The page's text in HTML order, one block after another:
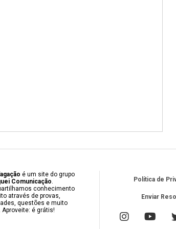
é um site do grupo
Comunicação.
conhecimento
através de provas,
questões e muito
Aproveite: é grátis!
Política de
Enviar